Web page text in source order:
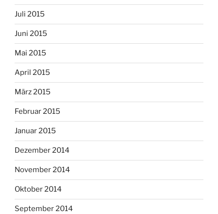
Juli 2015
Juni 2015
Mai 2015
April 2015
März 2015
Februar 2015
Januar 2015
Dezember 2014
November 2014
Oktober 2014
September 2014